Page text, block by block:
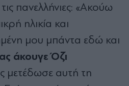
πανελλήνιες: «Ακούω
ηλικία και
μου μπάντα εδώ και
άκουγε Όζι
μετέδωσε αυτή τη